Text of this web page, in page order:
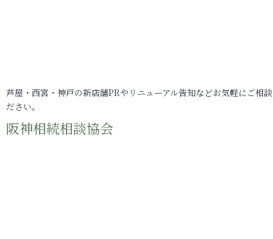
芦屋・西宮・神戸の新店舗PRやリニューアル告知などお気軽にご相
ださい。
阪神相続相談協会